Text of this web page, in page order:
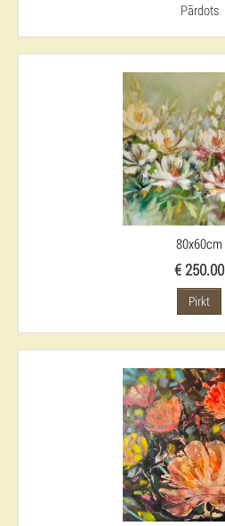
Pārdots
80x60cm
€ 250.00
Pirkt